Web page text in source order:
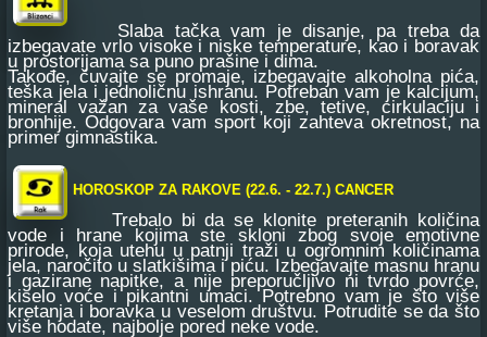
Slaba tačka vam je disanje, pa treba da
izbegavate vrlo visoke i niske temperature, kao i boravak
u prostorijama sa puno prašine i dima.
Takođe, čuvajte se promaje, izbegavajte alkoholna pića,
teška jela i jednoličnu ishranu. Potreban vam je kalcijum,
mineral važan za vaše kosti, zbe, tetive, cirkulaciju i
bronhije. Odgovara vam sport koji zahteva okretnost, na
primer gimnastika.
HOROSKOP ZA RAKOVE (22.6. - 22.7.) CANCER
Trebalo bi da se klonite preteranih količina
vode i hrane kojima ste skloni zbog svoje emotivne
prirode, koja utehu u patnji traži u ogromnim količinama
jela, naročito u slatkišima i piću. Izbegavajte masnu hranu
i gazirane napitke, a nije preporučljivo ni tvrdo povrće,
kiselo voće i pikantni umaci. Potrebno vam je što više
kretanja i boravka u veselom društvu. Potrudite se da što
više hodate, najbolje pored neke vode.